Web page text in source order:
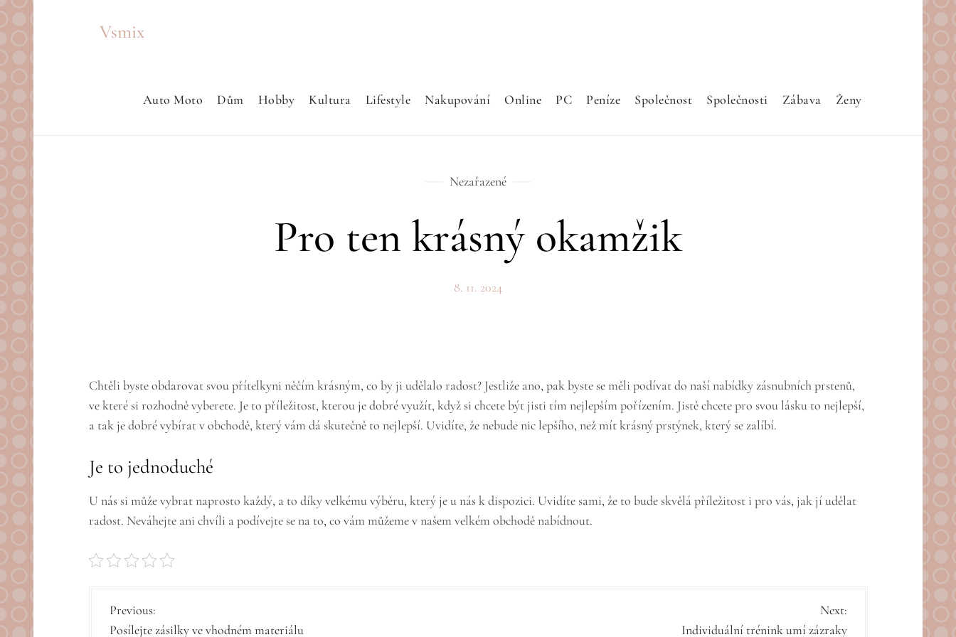
Vsmix
Auto Moto Dům Hobby Kultura Lifestyle Nakupování Online PC Peníze Společnost Společnosti Zábava Ženy
Nezařazené
Pro ten krásný okamžik
8. 11. 2024
Chtěli byste obdarovat svou přítelkyni něčím krásným, co by ji udělalo radost? Jestliže ano, pak byste se měli podívat do naší nabídky zásnubních prstenů,
ve které si rozhodně vyberete. Je to příležitost, kterou je dobré využít, když si chcete být jisti tím nejlepším pořízením. Jistě chcete pro svou lásku to nejlepší,
a tak je dobré vybírat v obchodě, který vám dá skutečně to nejlepší. Uvidíte, že nebude nic lepšího, než mít krásný prstýnek, který se zalíbí.
Je to jednoduché
U nás si může vybrat naprosto každý, a to díky velkému výběru, který je u nás k dispozici. Uvidíte sami, že to bude skvělá příležitost i pro vás, jak jí udělat
radost. Neváhejte ani chvíli a podívejte se na to, co vám můžeme v našem velkém obchodě nabídnout.
N
Previous:
Posílejte zásilky ve vhodném materiálu
Next:
Individuální trénink umí zázraky